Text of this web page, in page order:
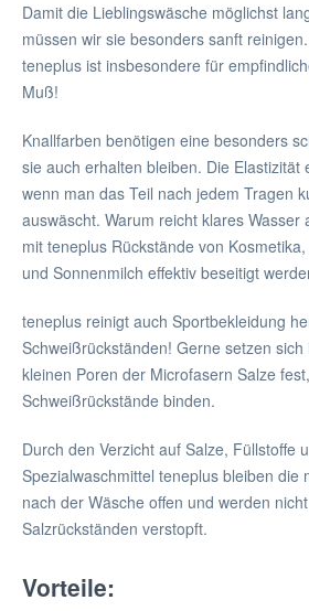
Damit die Lieblingswäsche möglichst
müssen wir sie besonders sanft
teneplus ist insbesondere für
Muß!
Knallfarben benötigen eine besonders
sie auch erhalten bleiben. Die Elastizität
wenn man das Teil nach jedem Tragen
auswäscht. Warum reicht klares Wasser
mit teneplus Rückstände von
und Sonnenmilch effektiv beseitigt
teneplus reinigt auch Sportbekleidung
Schweißrückständen! Gerne setzen
kleinen Poren der Microfasern Salze
Schweißrückstände binden.
Durch den Verzicht auf Salze, Füllstoffe
Spezialwaschmittel teneplus bleiben die
nach der Wäsche offen und werden
Salzrückständen verstopft.
Vorteile: